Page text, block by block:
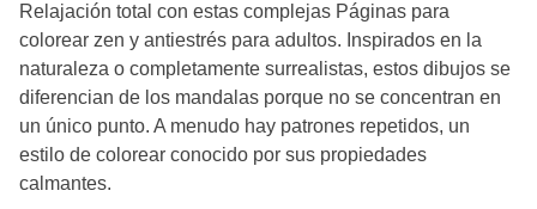
Relajación total con estas complejas Páginas para
colorear zen y antiestrés para adultos. Inspirados en la
naturaleza o completamente surrealistas, estos dibujos se
diferencian de los mandalas porque no se concentran en
un único punto. A menudo hay patrones repetidos, un
estilo de colorear conocido por sus propiedades
calmantes.